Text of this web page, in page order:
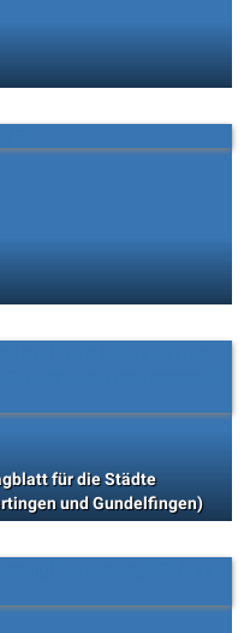
für die Städte
und Gundelfingen)